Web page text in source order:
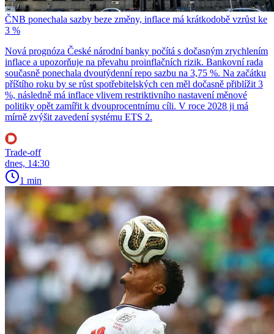
ČNB ponechala sazby beze změny, inflace má krátkodobě vzrůst ke
3 %
Nová prognóza České národní banky počítá s dočasným zrychlením
inflace a upozorňuje na převahu proinflačních rizik. Bankovní rada
současně ponechala dvoutýdenní repo sazbu na 3,75 %. Na začátku
příštího roku by se růst spotřebitelských cen měl dočasně přiblížit 3
%, následně má inflace vlivem restriktivního nastavení měnové
politiky opět zamířit k dvouprocentnímu cíli. V roce 2028 ji má
mírně zvýšit zavedení systému ETS 2.
Trade-off
dnes, 14:30
1 min